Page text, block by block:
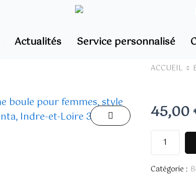
Actualités Service personnalisé
ACCUEIL
45,00
quantité
Pêcheur
Catégorie :